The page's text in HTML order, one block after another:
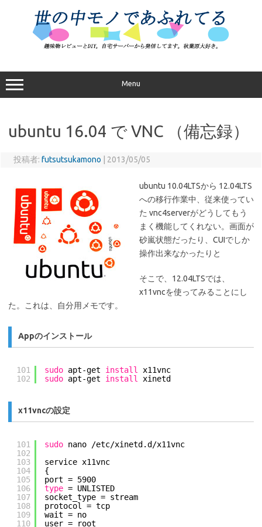
プ
Menu
ubuntu 16.04 で VNC （備忘録）
投稿者: futsutsukamono 2013/05/05
ubuntu 10.04LTSから 12.04LTS
への移行作業中、従来使ってい
た vnc4serverがどうしてもう
まく機能してくれない。画面が
砂嵐状態だったり、CUIでしか
操作出来なかったりと
そこで、12.04LTSでは、
x11vncを使ってみることにし
た。これは、自分用メモです。
Appのインストール
101
102
sudo apt-get install
x11vnc
sudo apt-get install xinetd
x11vncの設定
101
102
103
104
105
106
107
108
109
110
sudo nano /etc/xinetd .d /x11vnc
service x11vnc
{
port = 5900
type = UNLISTED
socket_type = stream
protocol = tcp
wait = no
user = root